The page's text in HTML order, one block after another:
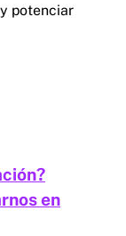
potenciar
en